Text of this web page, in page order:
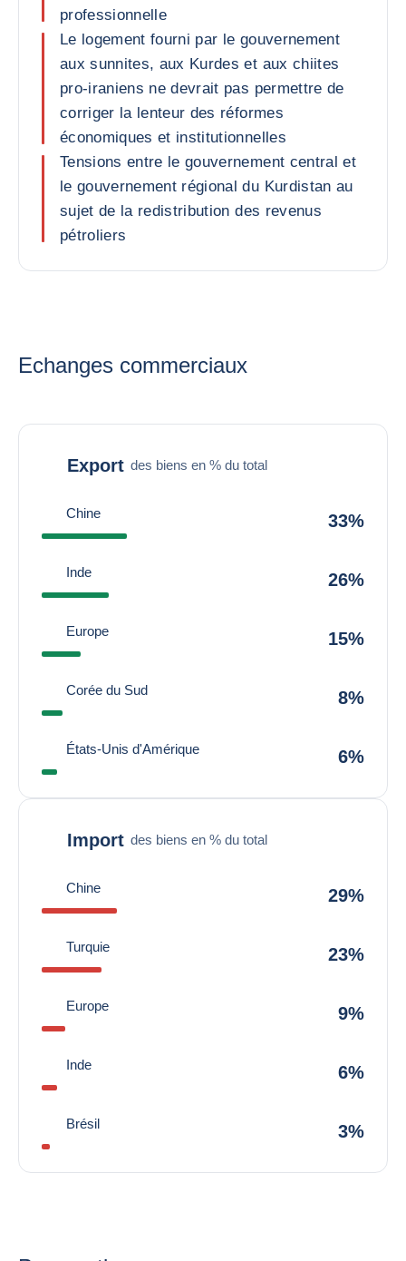
professionnelle
Le logement fourni par le gouvernement
aux sunnites, aux Kurdes et aux chiites
pro-iraniens ne devrait pas permettre de
corriger la lenteur des réformes
économiques et institutionnelles
Tensions entre le gouvernement central et
le gouvernement régional du Kurdistan au
sujet de la redistribution des revenus
pétroliers
Echanges commerciaux
Export des biens en % du total
Chine 33%
Inde 26%
Europe 15%
Corée du Sud 8%
États-Unis d'Amérique 6%
Import des biens en % du total
Chine 29%
Turquie 23%
Europe 9%
Inde 6%
Brésil 3%